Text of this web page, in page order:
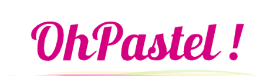
Molde dona 12 cav 13 3/4 Wilton 2105-2390